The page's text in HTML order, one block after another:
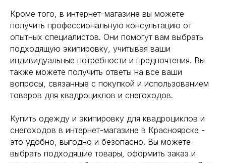
Кроме того, в интернет-магазине вы можете
получить профессиональную консультацию от
опытных специалистов. Они помогут вам выбрать
подходящую экипировку, учитывая ваши
индивидуальные потребности и предпочтения. Вы
также можете получить ответы на все ваши
вопросы, связанные с покупкой и использованием
товаров для квадроциклов и снегоходов.
Купить одежду и экипировку для квадроциклов и
снегоходов в интернет-магазине в Красноярске -
это удобно, выгодно и безопасно. Вы можете
выбрать подходящие товары, оформить заказ и